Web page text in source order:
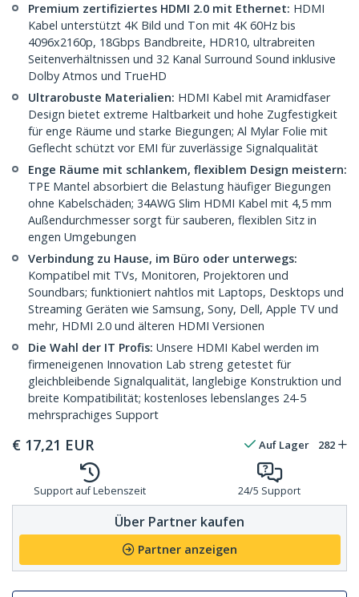
Premium zertifiziertes HDMI 2.0 mit Ethernet: HDMI
Kabel unterstützt 4K Bild und Ton mit 4K 60Hz bis
4096x2160p, 18Gbps Bandbreite, HDR10, ultrabreiten
Seitenverhältnissen und 32 Kanal Surround Sound inklusive
Dolby Atmos und TrueHD
Ultrarobuste Materialien: HDMI Kabel mit Aramidfaser
Design bietet extreme Haltbarkeit und hohe Zugfestigkeit
für enge Räume und starke Biegungen; Al Mylar Folie mit
Geflecht schützt vor EMI für zuverlässige Signalqualität
Enge Räume mit schlankem, flexiblem Design meistern:
TPE Mantel absorbiert die Belastung häufiger Biegungen
ohne Kabelschäden; 34AWG Slim HDMI Kabel mit 4,5 mm
Außendurchmesser sorgt für sauberen, flexiblen Sitz in
engen Umgebungen
Verbindung zu Hause, im Büro oder unterwegs:
Kompatibel mit TVs, Monitoren, Projektoren und
Soundbars; funktioniert nahtlos mit Laptops, Desktops und
Streaming Geräten wie Samsung, Sony, Dell, Apple TV und
mehr, HDMI 2.0 und älteren HDMI Versionen
Die Wahl der IT Profis: Unsere HDMI Kabel werden im
firmeneigenen Innovation Lab streng getestet für
gleichbleibende Signalqualität, langlebige Konstruktion und
breite Kompatibilität; kostenloses lebenslanges 24-5
mehrsprachiges Support
€ 17,21 EUR Auf Lager 282
Support auf Lebenszeit 24/5 Support
Über Partner kaufen
Partner anzeigen